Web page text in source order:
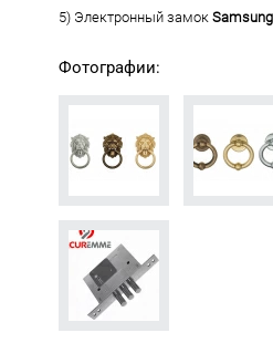
5) Электронный замок
Фотографии: